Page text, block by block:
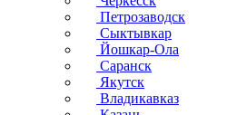
Петрозаводск
Сыктывкар
Йошкар-Ола
Саранск
Якутск
Владикавказ